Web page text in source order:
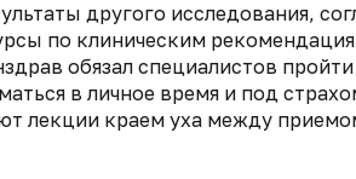
другого исследования,
по клиническим
обязал специалистов
в личное время и под
лекции краем уха между